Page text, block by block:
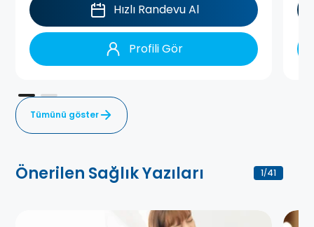
Hızlı Randevu Al
Profili Gör
Tümünü göster
Önerilen Sağlık Yazıları 1/41